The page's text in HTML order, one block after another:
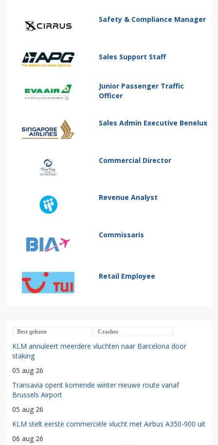
Safety & Compliance Manager
Sales Support Staff
Junior Passenger Traffic
Officer
Sales Admin Executive Benelux
Commercial Director
Revenue Analyst
Commissaris
Retail Employee
Best gelezen Crashes
KLM annuleert meerdere vluchten naar Barcelona door
staking
05 aug 26
Transavia opent komende winter nieuwe route vanaf
Brussels Airport
05 aug 26
KLM stelt eerste commerciële vlucht met Airbus A350-900 uit
06 aug 26